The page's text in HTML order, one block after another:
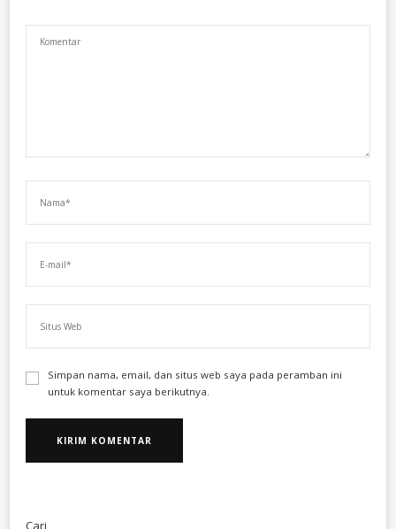
Simpan nama, email, dan situs web saya pada peramban ini
untuk komentar saya berikutnya.
Cari